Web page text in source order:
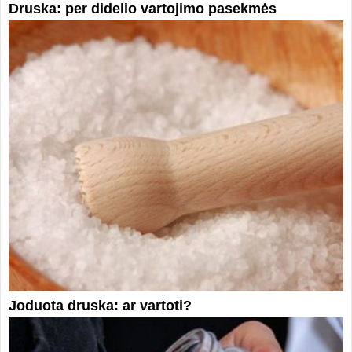
Druska: per didelio vartojimo pasekmės
Joduota druska: ar vartoti?